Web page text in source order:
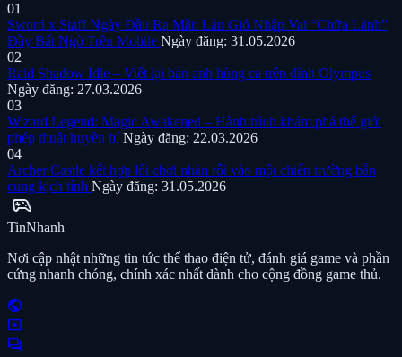
01
Sword x Staff Ngày Đầu Ra Mắt: Làn Gió Nhập Vai “Chữa Lành”
Đầy Bất Ngờ Trên Mobile Ngày đăng: 31.05.2026
02
Raid Shadow Idle – Viết lại bản anh hùng ca trên đỉnh Olympus
Ngày đăng: 27.03.2026
03
Wizard Legend: Magic Awakened – Hành trình khám phá thế giới
phép thuật huyền bíNgày đăng: 22.03.2026
04
Archer Castle kết hợp lối chơi nhàn rỗi vào một chiến trường bắn
cung kịch tính Ngày đăng: 31.05.2026
sports_esports
TinNhanh
Nơi cập nhật những tin tức thể thao điện tử, đánh giá game và phần
cứng nhanh chóng, chính xác nhất dành cho cộng đồng game thủ.
public
smart_display
forum